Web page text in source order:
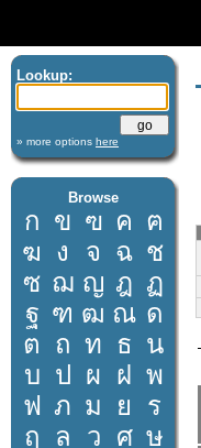
Lookup:
» more options here
Browse
ก ข ฃ ค ฅ
ฆ ง จ ฉ ช
ซ ฌ ญ ฎ ฏ
ฐ ฑ ฒ ณ ด
ต ถ ท ธ น
บ ป ผ ฝ พ
ฟ ภ ม ย
ร
ฤ
ล ว ศ ษ